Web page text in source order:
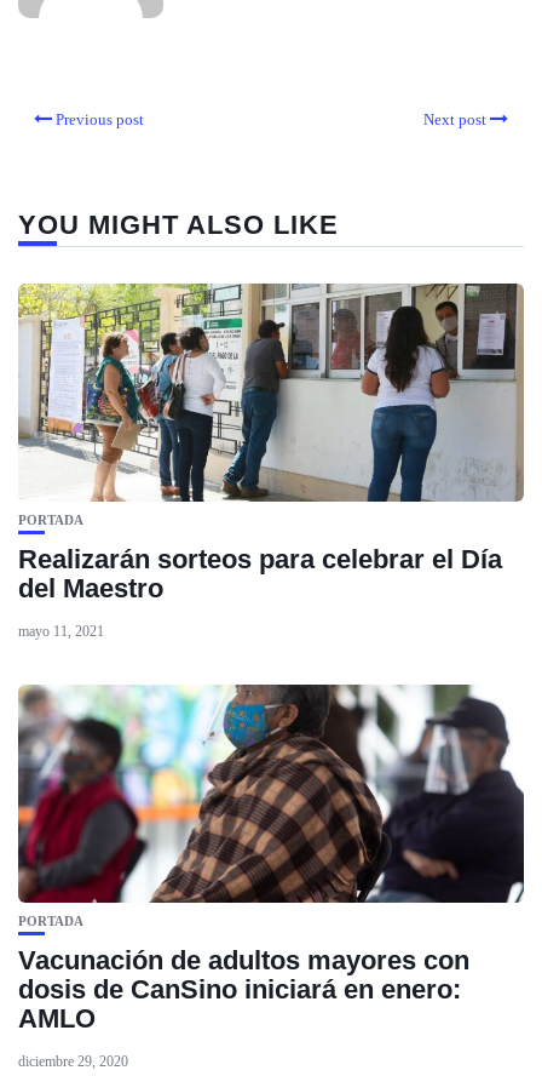
Previous post Next post
YOU MIGHT ALSO LIKE
PORTADA
Realizarán sorteos para celebrar el Día
del Maestro
mayo 11, 2021
PORTADA
Vacunación de adultos mayores con
dosis de CanSino iniciará en enero:
AMLO
diciembre 29, 2020